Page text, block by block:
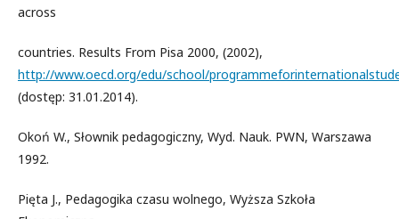
across
countries. Results From Pisa 2000, (2002),
http://www.oecd.org/edu/school/
(dostęp: 31.01.2014).
Okoń W., Słownik pedagogiczny, Wyd. Nauk. PWN, Warszawa
1992.
Pięta J., Pedagogika czasu wolnego, Wyższa Szkoła